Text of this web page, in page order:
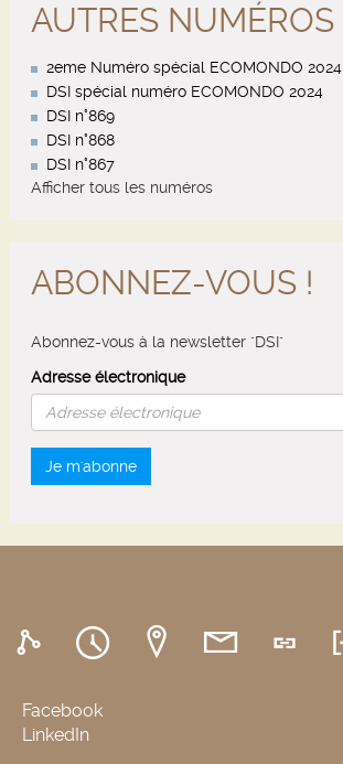
AUTRES NUMÉROS
2eme Numéro spécial ECOMONDO 2024
DSI spécial numéro ECOMONDO 2024
DSI n°869
DSI n°868
DSI n°867
Afficher tous les numéros
ABONNEZ-VOUS !
Abonnez-vous à la newsletter "DSI"
Adresse électronique
Je m'abonne
Facebook
LinkedIn